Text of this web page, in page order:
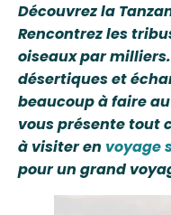
Découvrez la
Rencontrez les
oiseaux par
désertiques et
beaucoup à faire
vous présente tout
à visiter en voyage
pour un grand